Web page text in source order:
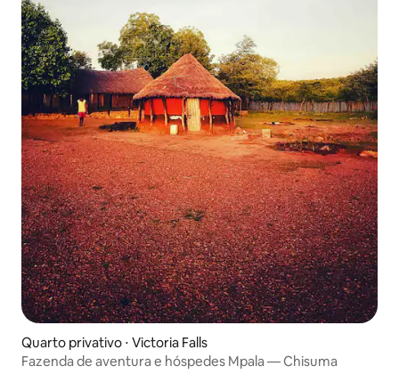
Quarto privativo ⋅ Victoria Falls
Fazenda de aventura e hóspedes Mpala — Chisuma